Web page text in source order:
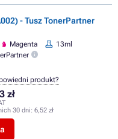
- Tusz TonerPartner
Magenta
13ml
zł
30 dni: 6,52 zł
produkt?